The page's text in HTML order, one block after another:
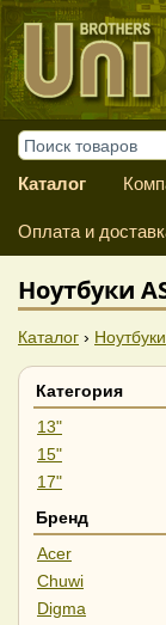
Каталог
Оплата и
Ноутбуки
Каталог › Ноутбуки
Категория
13"
15"
17"
Бренд
Acer
Chuwi
Digma